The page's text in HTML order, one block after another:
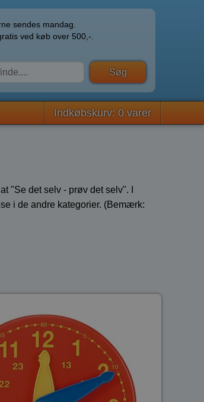
sendes mandag.
ved køb over 500,-.
Indkøbskurv: 0 varer
"Se det selv - prøv det selv". I
i de andre kategorier. (Bemærk: